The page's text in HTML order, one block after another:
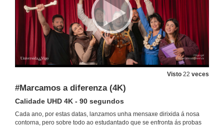
Visto 22 veces
#Marcamos a diferenza (4K)
Calidade UHD 4K - 90 segundos
Cada ano, por estas datas, lanzamos unha mensaxe dirixida á nosa
contorna, pero sobre todo ao estudantado que se enfronta ás probas